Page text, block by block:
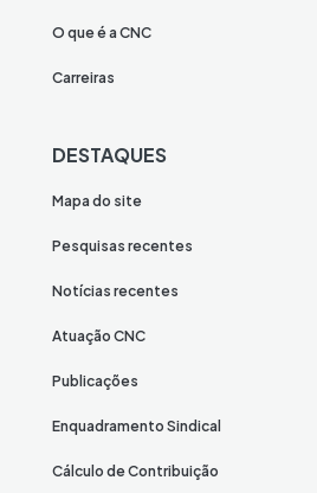
O que é a CNC
Carreiras
DESTAQUES
Mapa do site
Pesquisas recentes
Notícias recentes
Atuação CNC
Publicações
Enquadramento Sindical
Cálculo de Contribuição